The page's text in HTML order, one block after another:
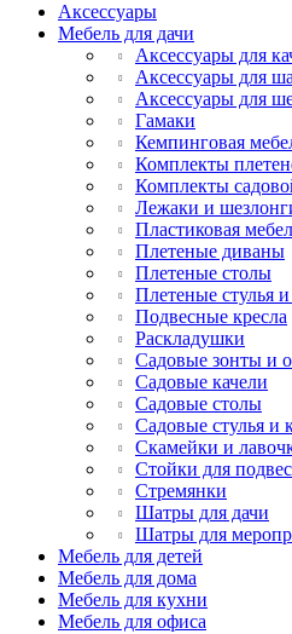
Аксессуары
Мебель для дачи
Аксессуары для
Аксессуары для
Аксессуары для
Гамаки
Кемпинговая
Комплекты
Комплекты
Лежаки и
Пластиковая
Плетеные диваны
Плетеные столы
Плетеные стулья и
Подвесные кресла
Раскладушки
Садовые зонты и
Садовые качели
Садовые столы
Садовые стулья и
Скамейки и
Стойки для
Стремянки
Шатры для дачи
Шатры для
Мебель для детей
Мебель для дома
Мебель для кухни
Мебель для офиса